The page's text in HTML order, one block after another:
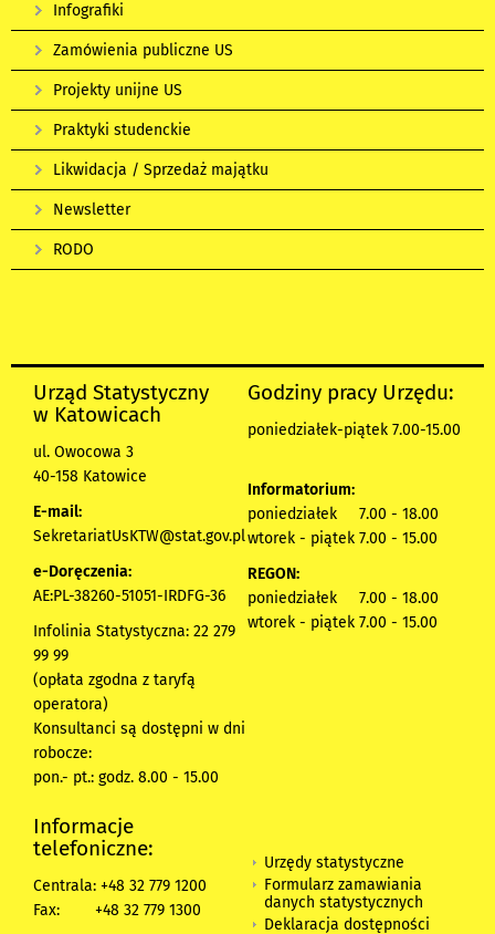
Infografiki
Zamówienia publiczne US
Projekty unijne US
Praktyki studenckie
Likwidacja / Sprzedaż majątku
Newsletter
RODO
Urząd Statystyczny
w Katowicach
ul. Owocowa 3
40-158 Katowice
E-mail:
SekretariatUsKTW@stat.gov.pl
e-Doręczenia:
AE:PL-38260-51051-IRDFG-36
Infolinia Statystyczna: 22 279
99 99
(opłata zgodna z taryfą
operatora)
Konsultanci są dostępni w dni
robocze:
pon.- pt.: godz. 8.00 - 15.00
Godziny pracy Urzędu:
poniedziałek-piątek 7.00-15.00
Informatorium:
poniedziałek 7.00 - 18.00
wtorek - piątek 7.00 - 15.00
REGON:
poniedziałek 7.00 - 18.00
wtorek - piątek 7.00 - 15.00
Informacje
telefoniczne:
Centrala: +48 32 779 1200
Fax:
+48 32 779 1300
Urzędy statystyczne
Formularz zamawiania
danych statystycznych
Deklaracja dostępności